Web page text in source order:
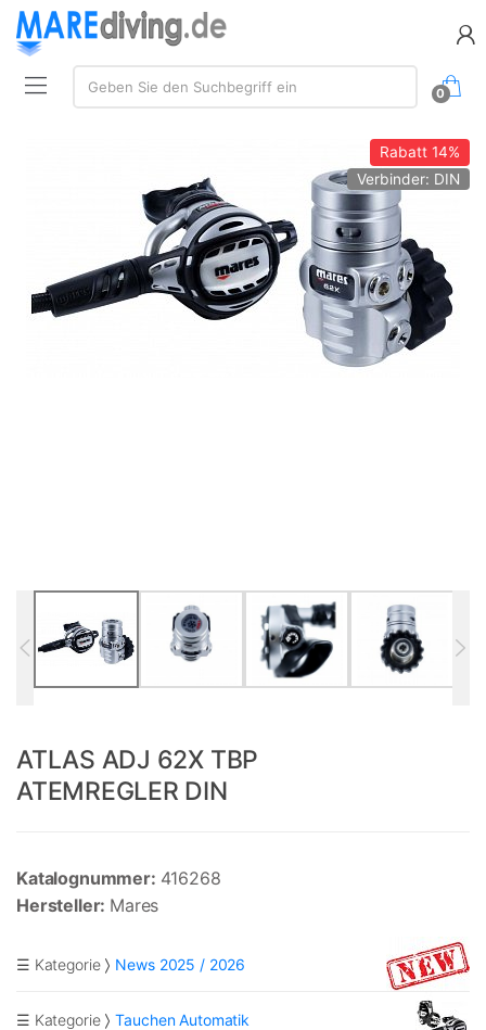
Suche:
Geben Sie den Suchbegriff ein
0
Rabatt14%
Verbinder: DIN
ATLAS ADJ 62X TBP
ATEMREGLER DIN
Katalognummer: 416268
Hersteller: Mares
☰ Kategorie News 2025 / 2026
☰ Kategorie Tauchen Automatik